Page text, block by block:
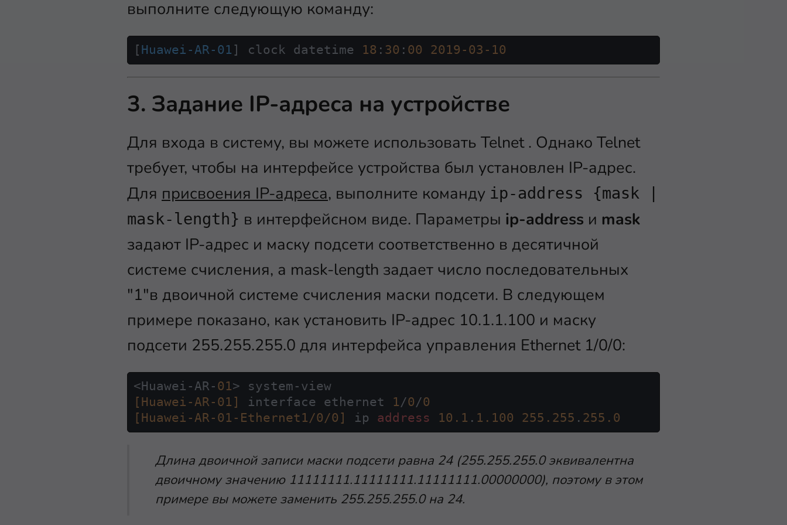
выполните следующую команду:
[ Huawei-AR-01 ] clock datetime 18 : 30 : 00 2019 -03 -10
3. Задание IP-адреса на устройстве
Для входа в систему, вы можете использовать Telnet . Однако Telnet
требует, чтобы на интерфейсе устройства был установлен IP-адрес.
Для присвоения IP-адреса, выполните команду ip-address {mask |
mask-length} в интерфейсном виде. Параметры ip-address и mask
задают IP-адрес и маску подсети соответственно в десятичной
системе счисления, а mask-length задает число последовательных
"1"в двоичной системе счисления маски подсети. В следующем
примере показано, как установить IP-адрес 10.1.1.100 и маску
подсети 255.255.255.0 для интерфейса управления Ethernet 1/0/0:
<Huawei-AR- 01
[Huawei-AR-01]
interface ethernet 1/0/0
[Huawei-AR-01-Ethernet1/0/0]
ip address 10.1 . 1.100 255.255 . 255.0
Длина двоичной записи маски подсети равна 24 (255.255.255.0 эквивалентна
двоичному значению 11111111.11111111.11111111.00000000), поэтому в этом
примере вы можете заменить 255.255.255.0 на 24.